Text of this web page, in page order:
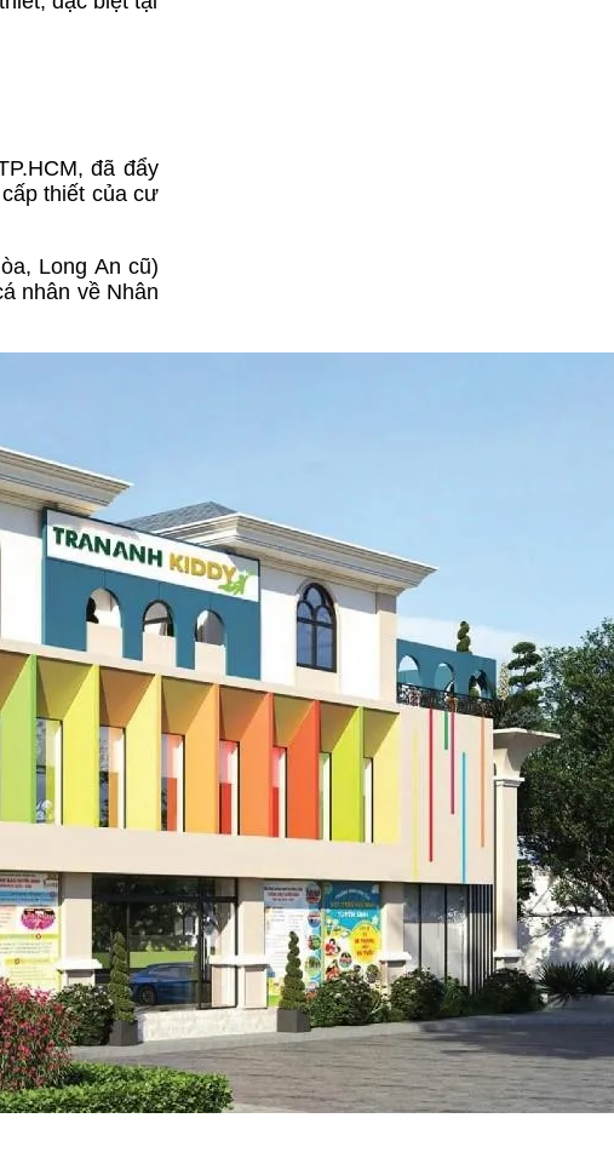
đã đẩy
thiết của cư
Long An cũ)
nhân về Nhân